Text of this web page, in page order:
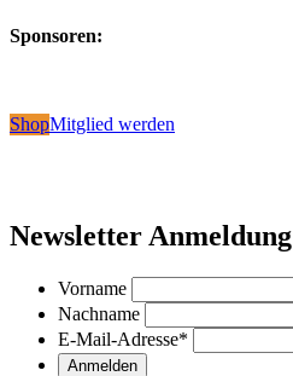
Sponsoren:
ShopMitglied werden
Newsletter Anmeldung
Vorname
Nachname
E-Mail-Adresse*